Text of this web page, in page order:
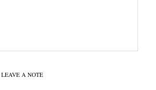
LEAVE A NOTE